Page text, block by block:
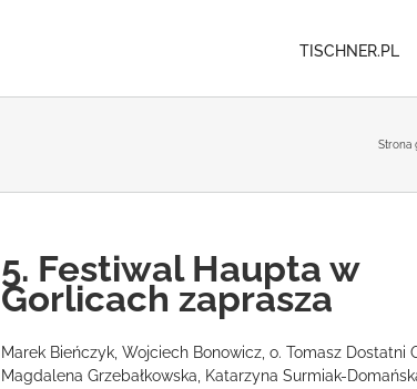
TISCHNER.PL
Strona
5. Festiwal Haupta w
Gorlicach zaprasza
Marek Bieńczyk, Wojciech Bonowicz, o. Tomasz Dostatni
Magdalena Grzebałkowska, Katarzyna Surmiak-